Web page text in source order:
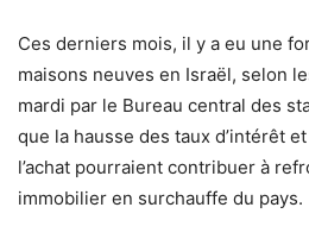
Ces derniers mois, il y a eu une
maisons neuves en Israël, selon
mardi par le Bureau central des
que la hausse des taux d’intérêt
l’achat pourraient contribuer à
immobilier en surchauffe du pays.